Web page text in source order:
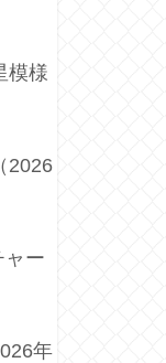
模様
2026
ャー
年